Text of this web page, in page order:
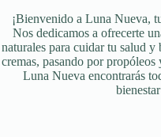
¡Bienvenido a Luna Nueva,
Nos dedicamos a ofrecerte
naturales para cuidar tu salud y
cremas, pasando por
Luna Nueva encontrarás